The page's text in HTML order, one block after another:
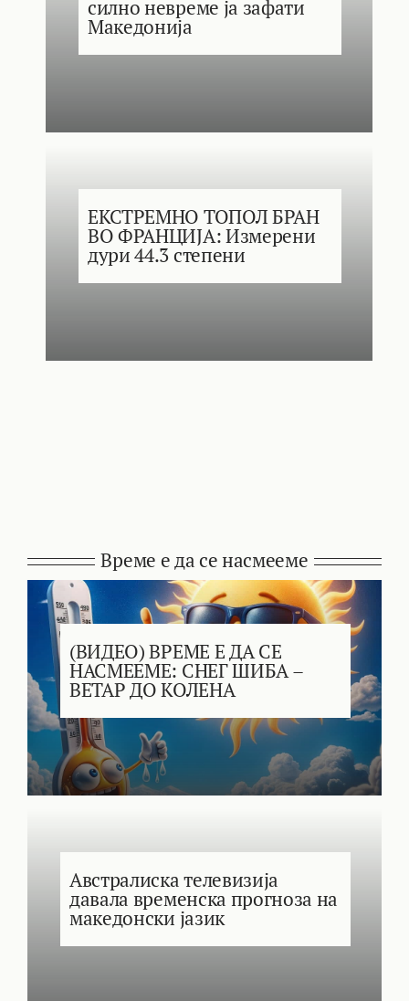
силно невреме ја зафати
Македонија
ЕКСТРЕМНО ТОПОЛ БРАН
ВО ФРАНЦИЈА: Измерени
дури 44.3 степени
Време е да се насмееме
(ВИДЕО) ВРЕМЕ Е ДА СЕ
НАСМЕЕМЕ: СНЕГ ШИБА –
ВЕТАР ДО КОЛЕНА
Австралиска телевизија
давала временска прогноза на
македонски јазик